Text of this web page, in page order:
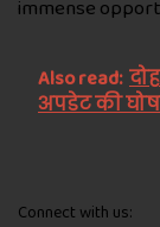
immense
Also read:
अपडेट की
Connect with us: